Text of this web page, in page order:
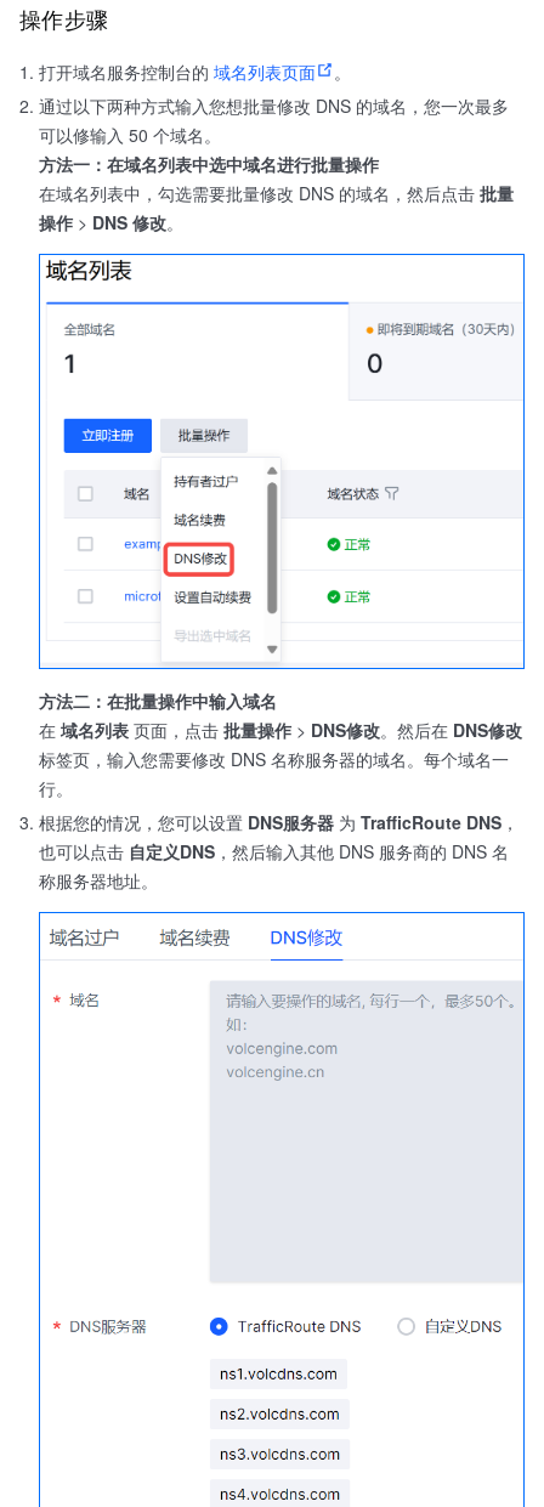
操作步骤
打开域名服务控制台的 域名列表页面
。
通过以下两种方式输入您想批量修改 DNS 的域名，您一次最多
可以修输入 50 个域名。
方法一：在域名列表中选中域名进行批量操作
在域名列表中，勾选需要批量修改 DNS 的域名，然后点击 批量
操作 > DNS 修改。
方法二：在批量操作中输入域名
在 域名列表 页面，点击 批量操作 > DNS修改。然后在 DNS修改
标签页，输入您需要修改 DNS 名称服务器的域名。每个域名一
行。
根据您的情况，您可以设置 DNS服务器 为 TrafficRoute DNS ，
也可以点击 自定义DNS ，然后输入其他 DNS 服务商的 DNS 名
称服务器地址。